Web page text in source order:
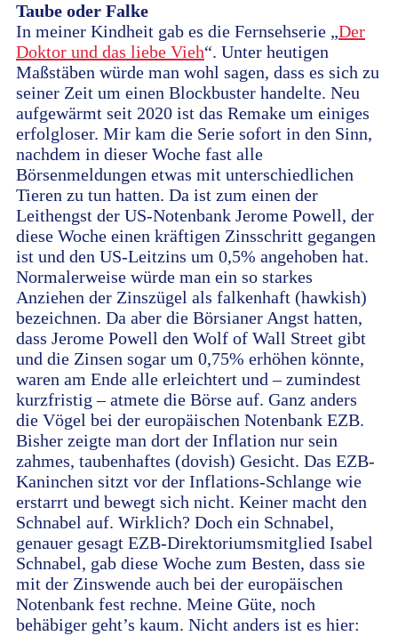
Taube oder Falke
In meiner Kindheit gab es die Fernsehserie „Der
Doktor und das liebe Vieh“. Unter heutigen
Maßstäben würde man wohl sagen, dass es sich zu
seiner Zeit um einen Blockbuster handelte. Neu
aufgewärmt seit 2020 ist das Remake um einiges
erfolgloser. Mir kam die Serie sofort in den Sinn,
nachdem in dieser Woche fast alle
Börsenmeldungen etwas mit unterschiedlichen
Tieren zu tun hatten. Da ist zum einen der
Leithengst der US-Notenbank Jerome Powell, der
diese Woche einen kräftigen Zinsschritt gegangen
ist und den US-Leitzins um 0,5% angehoben hat.
Normalerweise würde man ein so starkes
Anziehen der Zinszügel als falkenhaft (hawkish)
bezeichnen. Da aber die Börsianer Angst hatten,
dass Jerome Powell den Wolf of Wall Street gibt
und die Zinsen sogar um 0,75% erhöhen könnte,
waren am Ende alle erleichtert und – zumindest
kurzfristig – atmete die Börse auf. Ganz anders
die Vögel bei der europäischen Notenbank EZB.
Bisher zeigte man dort der Inflation nur sein
zahmes, taubenhaftes (dovish) Gesicht. Das EZB-
Kaninchen sitzt vor der Inflations-Schlange wie
erstarrt und bewegt sich nicht. Keiner macht den
Schnabel auf. Wirklich? Doch ein Schnabel,
genauer gesagt EZB-Direktoriumsmitglied Isabel
Schnabel, gab diese Woche zum Besten, dass sie
mit der Zinswende auch bei der europäischen
Notenbank fest rechne. Meine Güte, noch
behäbiger geht’s kaum. Nicht anders ist es hier: